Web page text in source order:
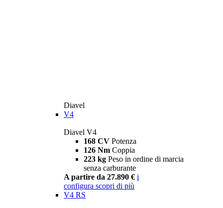
Diavel
V4
Diavel V4
168 CV Potenza
126 Nm Coppia
223 kg Peso in ordine di marcia
senza carburante
A partire da 27.890 € i
configura scopri di più
V4 RS